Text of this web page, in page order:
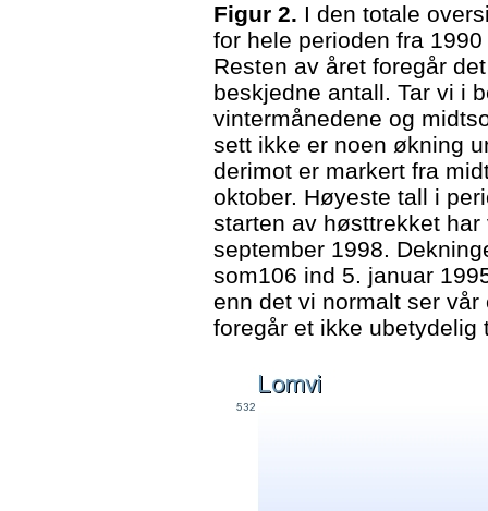
Figur 2. I den totale
for hele perioden fra
Resten av året foregår
beskjedne antall. Tar vi i
vintermånedene og
sett ikke er noen økning
derimot er markert fra
oktober. Høyeste tall i
starten av høsttrekket
september 1998.
som106 ind 5. januar
enn det vi normalt ser
foregår et ikke